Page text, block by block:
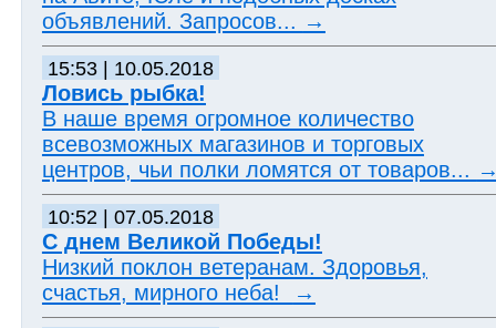
объявлений. Запросов... →
15:53 | 10.05.2018
Ловись рыбка!
В наше время огромное количество
всевозможных магазинов и торговых
центров, чьи полки ломятся от товаров...
10:52 | 07.05.2018
С днем Великой Победы!
Низкий поклон ветеранам. Здоровья,
счастья, мирного неба!
→